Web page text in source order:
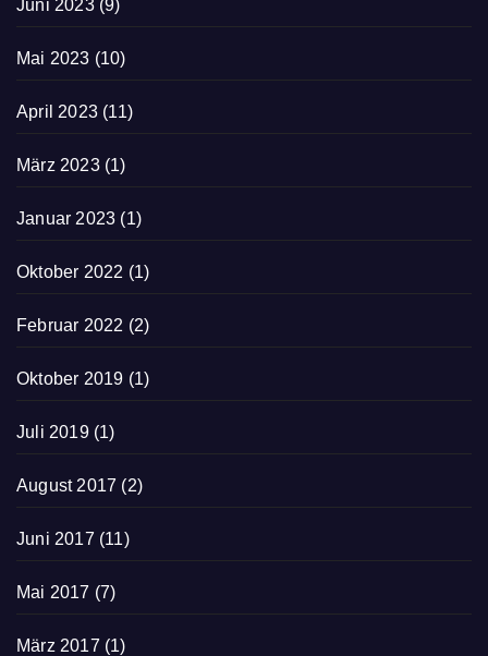
Juni 2023(9)
Mai 2023 (10)
April 2023 (11)
März 2023(1)
Januar 2023 (1)
Oktober 2022 (1)
Februar 2022 (2)
Oktober 2019 (1)
Juli 2019(1)
August 2017 (2)
Juni 2017 (11)
Mai 2017 (7)
März 2017 (1)